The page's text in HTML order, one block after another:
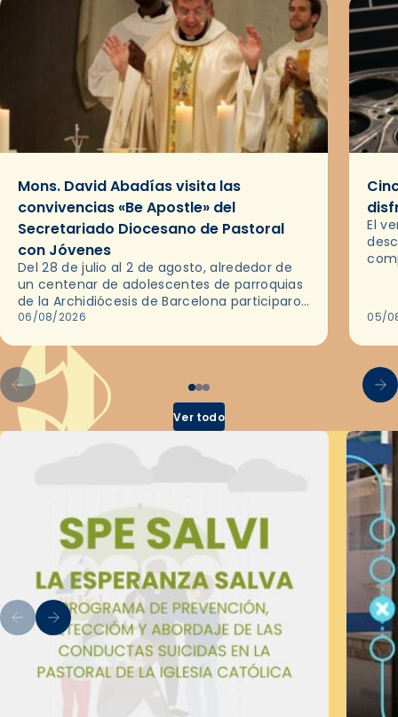
Mons. David Abadías visita las
convivencias «Be Apostle» del
Secretariado Diocesano de Pastoral
con Jóvenes
Del 28 de julio al 2 de agosto, alrededor de
un centenar de adolescentes de parroquias
de la Archidiócesis de Barcelona participaron
en las convivencias Be Apostle, organizadas
06/08/2026
El
05/
Ver todo